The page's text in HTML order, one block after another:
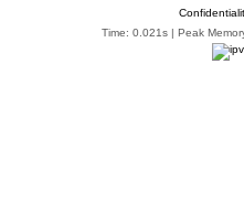
Time: 0.021s | Peak